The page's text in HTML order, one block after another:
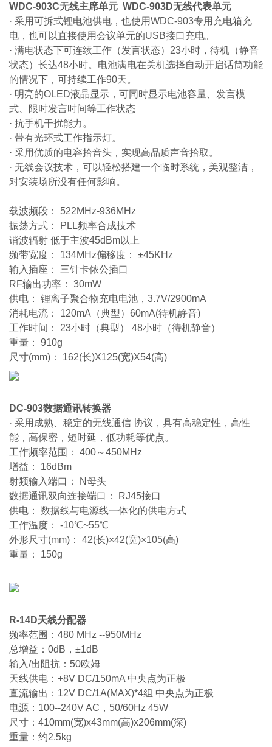
WDC-903C无线主席单元 WDC-903D无线代表单元
· 采用可拆式锂电池供电，也使用WDC-903专用充电箱充
电，也可以直接使用会议单元的USB接口充电。
· 满电状态下可连续工作（发言状态）23小时，待机（静音
状态）长达48小时。电池满电在关机选择自动开启话筒功能
的情况下，可持续工作90天。
· 明亮的OLED液晶显示，可同时显示电池容量、发言模
式、限时发言时间等工作状态
· 抗手机干扰能力。
· 带有光环式工作指示灯。
· 采用优质的电容拾音头，实现高品质声音拾取。
· 无线会议技术，可以轻松搭建一个临时系统，美观整洁，
对安装场所没有任何影响。
载波频段： 522MHz-936MHz
振荡方式： PLL频率合成技术
谐波辐射 低于主波45dBm以上
频带宽度： 134MHz偏移度： ±45KHz
输入插座： 三针卡侬公插口
RF输出功率： 30mW
供电： 锂离子聚合物充电电池，3.7V/2900mA
消耗电流： 120mA（典型）60mA(待机静音)
工作时间： 23小时（典型） 48小时（待机静音）
重量： 910g
尺寸(mm)： 162(长)X125(宽)X54(高)
DC-903数据通讯转换器
· 采用成熟、稳定的无线通信 协议，具有高稳定性，高性
能，高保密，短时延，低功耗等优点。
工作频率范围： 400～450MHz
增益： 16dBm
射频输入端口： N母头
数据通讯双向连接端口： RJ45接口
供电： 数据线与电源线一体化的供电方式
工作温度： -10℃~55℃
外形尺寸(mm)： 42(长)×42(宽)×105(高)
重量： 150g
R-14D天线分配器
频率范围：480 MHz --950MHz
总增益：0dB，±1dB
输入/出阻抗：50欧姆
天线供电：+8V DC/150mA 中央点为正极
直流输出：12V DC/1A(MAX)*4组 中央点为正极
电源：100--240V AC，50/60Hz 45W
尺寸：410mm(宽)x43mm(高)x206mm(深)
重量：约2.5kg